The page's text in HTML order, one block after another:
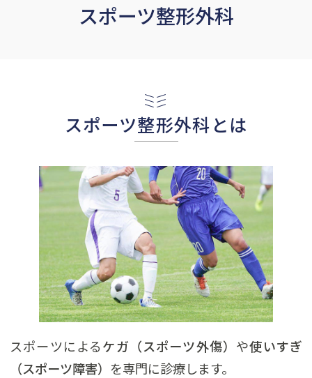
スポーツ整形外科
スポーツ整形外科とは
スポーツによるケガ（スポーツ外傷） や使いすぎ
（スポーツ障害） を専門に診療します。